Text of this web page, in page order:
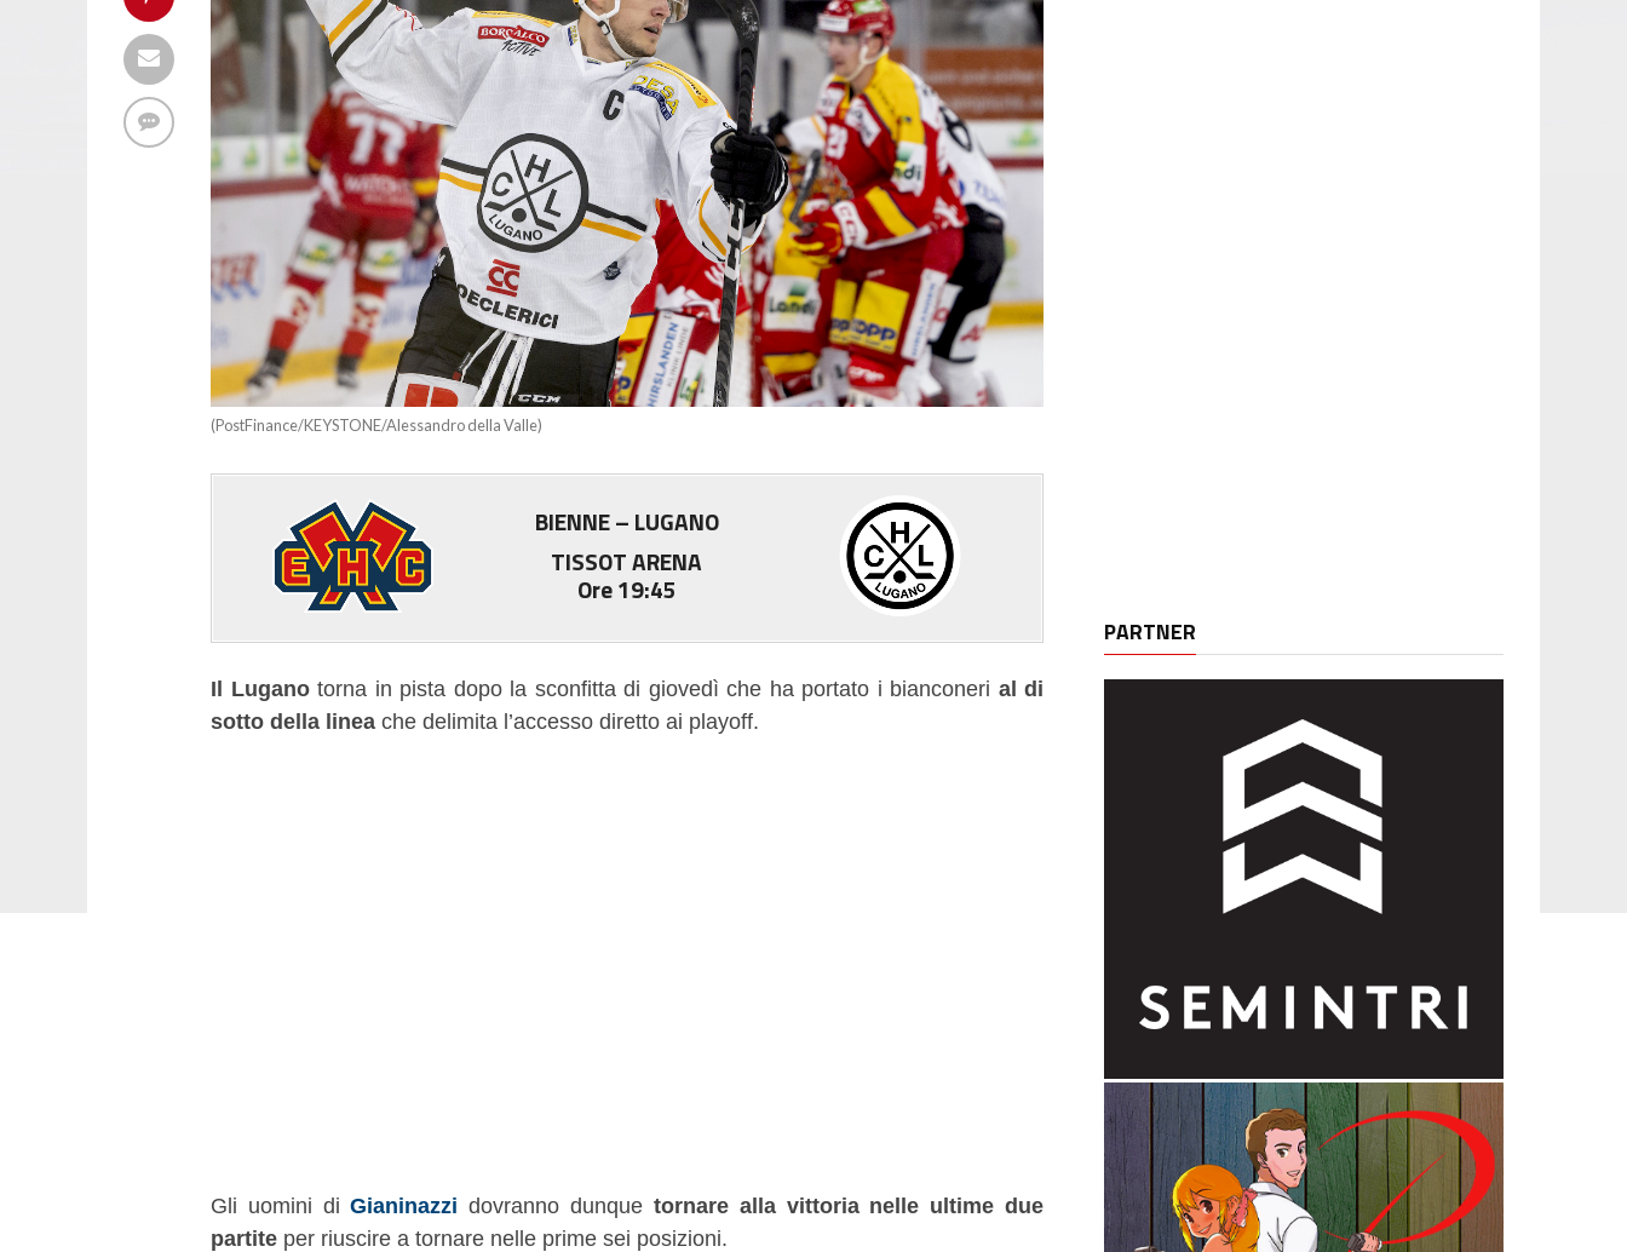
(PostFinance/KEYSTONE/Alessandro della Valle)
BIENNE – LUGANO
TISSOT ARENA
Ore 19:45
Il Lugano torna in pista dopo la sconfitta di giovedì che ha portato i bianconeri al di
sotto della linea che delimita l’accesso diretto ai playoff.
Gli uomini diGianinazzi dovranno dunque tornare alla vittoria nelle ultime due
partite per riuscire a tornare nelle prime sei posizioni.
PARTNER